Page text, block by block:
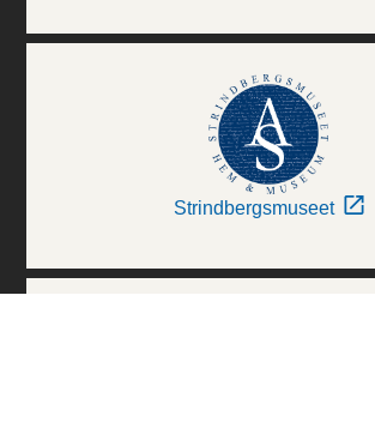
Strindbergsmuseet